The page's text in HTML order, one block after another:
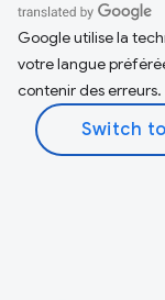
Google utilise la
votre langue
contenir des erreurs.